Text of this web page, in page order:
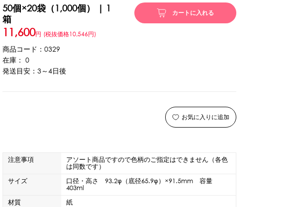
50個×20袋（1,000個） | 1
箱
11,600円 (税抜価格10,546円)
商品コード：0329
在庫： 0
発送目安：3～4日後
カートに入れる
お気に入りに追加
注意事項
アソート商品ですので色柄のご指定はできません（各色
は同数です）
サイズ
口径・高さ 93.2φ（底径65.9φ）×91.5mm 容量
403ml
材質
紙